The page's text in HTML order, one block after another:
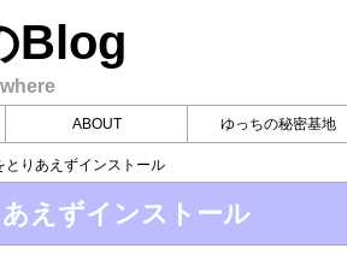
Blog
ABOUT ゆっちの秘密基地
とりあえずインストール
えずインストール